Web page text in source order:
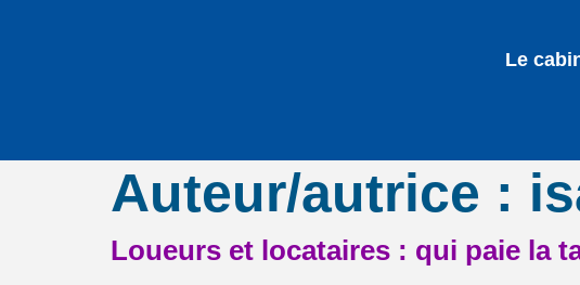
Le
Auteur/autrice :
Loueurs et locataires : qui paie la